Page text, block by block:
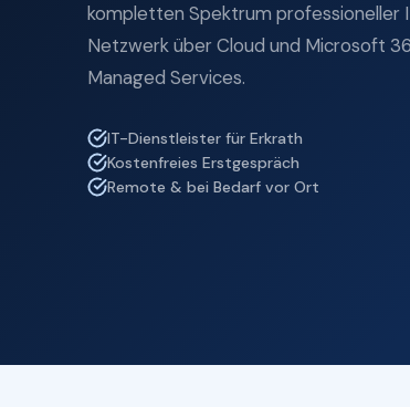
kompletten Spektrum professioneller
Netzwerk über Cloud und Microsoft
Managed Services.
IT-Dienstleister für Erkrath
Kostenfreies Erstgespräch
Remote & bei Bedarf vor Ort